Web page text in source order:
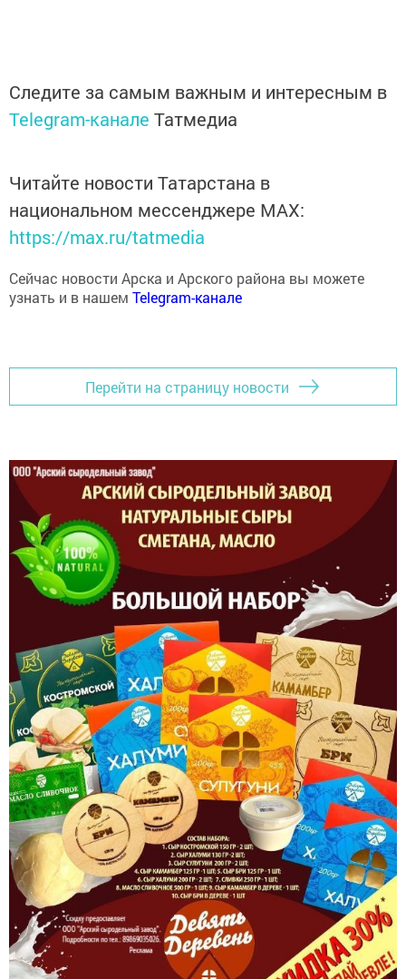
Telegram-каналеТатмедиа
национальном мессенджере MАХ:
https://max.ru/tatmedia
узнать и в нашемTelegram-канале
Перейти на страницу новости